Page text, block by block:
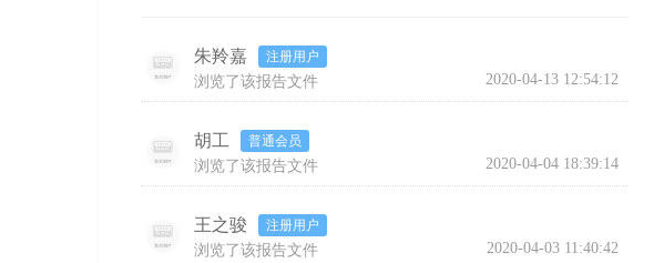
朱羚嘉 注册用户
浏览了该报告文件 2020-04-13 12:54:12
胡工 普通会员
浏览了该报告文件 2020-04-04 18:39:14
王之骏 注册用户
浏览了该报告文件 2020-04-03 11:40:42